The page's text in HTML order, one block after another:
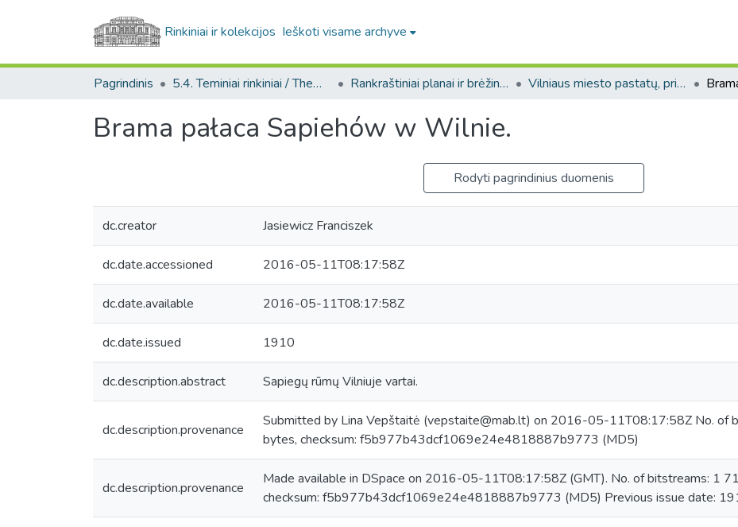
Rinkiniai ir kolekcijos Ieškoti visame archyve
Pagrindinis 5.4. Teminiai rinkiniai / Thematic collections Rankraštiniai planai ir brėžiniai. F229 Vilniaus miesto pastatų, priemiesčių, apylinkių planai (Rankraštiniai planai ir brėžiniai. F229)
Brama pałaca Sapiehów w Wilnie.
Rodyti pagrindinius duomenis
dc.creator Jasiewicz Franciszek
dc.date.accessioned 2016-05-11T08:17:58Z
dc.date.available 2016-05-11T08:17:58Z
dc.date.issued 1910
dc.description.abstract Sapiegų rūmų Vilniuje vartai.
dc.description.provenance
Submitted by Lina Vepštaitė (vepstaite@mab.lt) on 2016-05-11T08:17:58Z No.
bytes, checksum: f5b977b43dcf1069e24e4818887b9773 (MD5)
dc.description.provenance
Made available in DSpace on 2016-05-11T08:17:58Z (GMT). No. of bitstreams: 1
checksum: f5b977b43dcf1069e24e4818887b9773 (MD5) Previous issue date: